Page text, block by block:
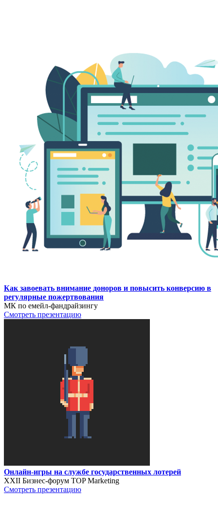
Как завоевать внимание доноров и повысить конверсию в
регулярные пожертвования
МК по емейл-фандрайзингу
Смотреть презентацию
Онлайн-игры на службе государственных лотерей
XXII Бизнес-форум TOP Marketing
Смотреть презентацию